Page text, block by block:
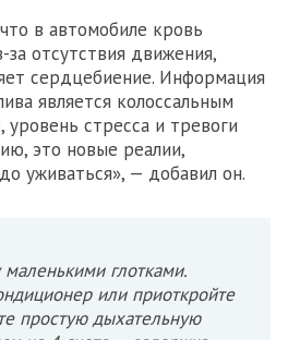
в автомобиле кровь
за отсутствия движения,
сердцебиение. Информация
является колоссальным
стресса и тревоги
это новые реалии,
уживаться», — добавил он.
глотками.
или приоткройте
простую дыхательную